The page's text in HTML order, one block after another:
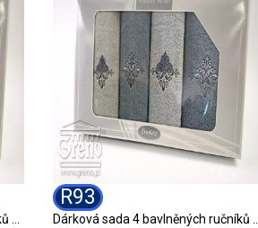
Dárková sada 4 bavlněných ručníků R89 GIFT
R93
Dárková sada 4